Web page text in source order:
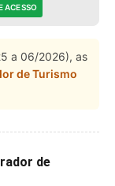
ACESSO
a 06/2026), as
de Turismo
de